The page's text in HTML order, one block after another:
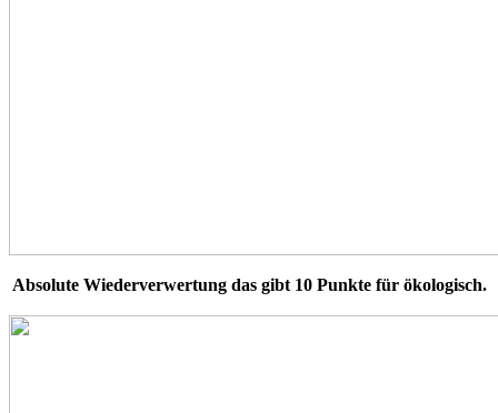
Absolute Wiederverwertung das gibt 10 Punkte für ökologisch.